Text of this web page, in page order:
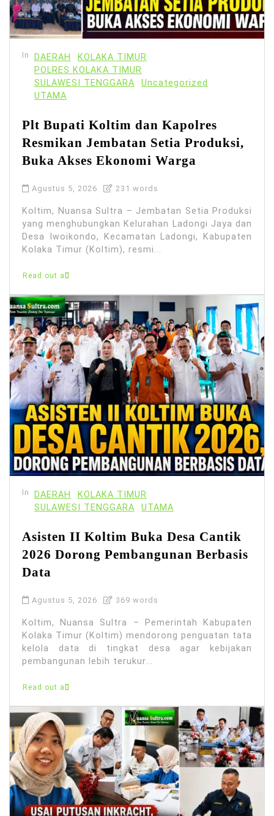
In DAERAH
KOLAKA TIMUR
POLRES KOLAKA TIMUR
SULAWESI TENGGARA
Uncategorized
UTAMA
Plt Bupati Koltim dan Kapolres
Resmikan Jembatan Setia Produksi,
Buka Akses Ekonomi Warga
Agustus 5, 2026 231 words
Koltim, Nuansa Sultra – Jembatan Setia Produksi
yang menghubungkan Kelurahan Ladongi Jaya dan
Desa Iwoikondo, Kecamatan Ladongi, Kabupaten
Kolaka Timur (Koltim), resmi...
Read out all
In DAERAH
KOLAKA TIMUR
SULAWESI TENGGARA
UTAMA
Asisten II Koltim Buka Desa Cantik
2026 Dorong Pembangunan Berbasis
Data
Agustus 5, 2026 369 words
Koltim, Nuansa Sultra – Pemerintah Kabupaten
Kolaka Timur (Koltim) mendorong penguatan tata
kelola data di tingkat desa agar kebijakan
pembangunan lebih terukur...
Read out all